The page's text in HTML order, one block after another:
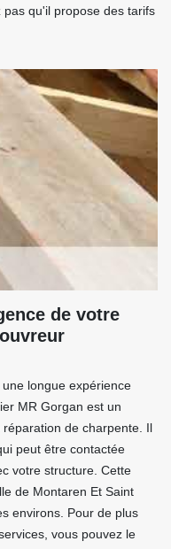
qu'il propose des tarifs
de votre
longue expérience
MR Gorgan est un
de charpente. Il
peut être contactée
votre structure. Cette
de Montaren Et Saint
environs. Pour de plus
vous pouvez le